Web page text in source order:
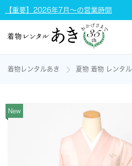
【重要】2026年7月～の営業時間
着物レンタルあき 夏物 着物 レンタル
New